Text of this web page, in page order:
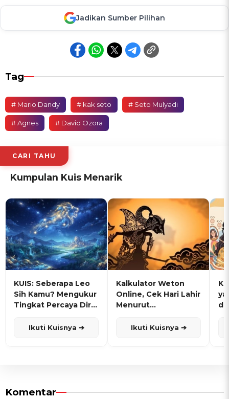
Jadikan Sumber Pilihan
Tag
# Mario Dandy # kak seto # Seto Mulyadi
# Agnes # David Ozora
CARI TAHU
Kumpulan Kuis Menarik
KUIS: Seberapa Leo
Sih Kamu? Mengukur
Tingkat Percaya Diri
Ikuti Kuisnya ➔
Kalkulator Weton
Online, Cek Hari Lahir
Menurut
Ikuti Kuisnya ➔
Komentar